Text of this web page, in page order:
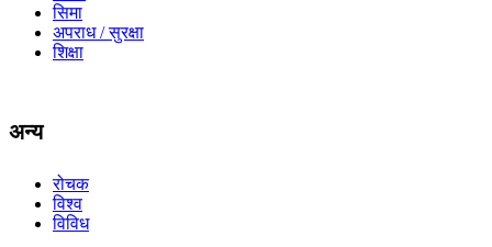
सिमा
अपराध / सुरक्षा
शिक्षा
अन्य
रोचक
विश्व
विविध